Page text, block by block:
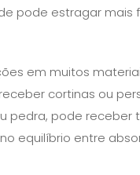
pode estragar mais
em muitos
cortinas ou
pedra, pode receber
equilíbrio entre